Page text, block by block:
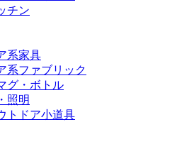
チン
系家具
系ファブリック
グ・ボトル
照明
トドア小道具